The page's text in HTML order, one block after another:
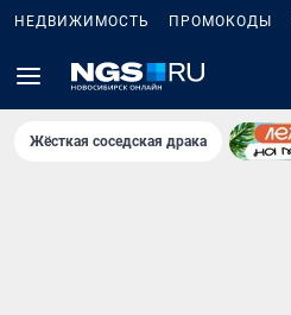
НЕДВИЖИМОСТЬ ПРОМОКОДЫ
Жёсткая соседская драка